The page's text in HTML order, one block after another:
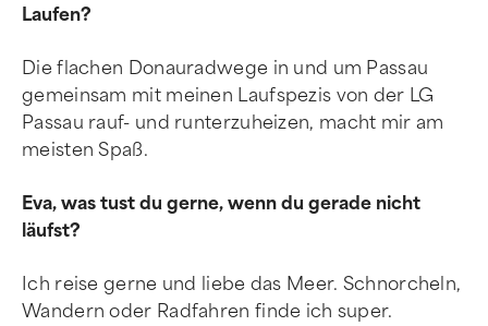
Laufen?
Die flachen Donauradwege in und um Passau
gemeinsam mit meinen Laufspezis von der LG
Passau rauf- und runterzuheizen, macht mir am
meisten Spaß.
Eva, was tust du gerne, wenn du gerade nicht
läufst?
Ich reise gerne und liebe das Meer. Schnorcheln,
Wandern oder Radfahren finde ich super.